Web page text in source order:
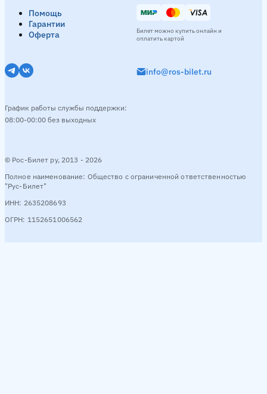
Помощь
Гарантии
Оферта
© Рос-Билет ру, 2013 - 2026
Полное наименование: Общество с ограниченной ответственностью
"Рус-Билет"
ИНН: 2635208693
ОГРН: 1152651006562
info@ros-bilet.ru
График работы службы поддержки:
08:00-00:00 без выходных
Билет можно купить онлайн и
оплатить картой